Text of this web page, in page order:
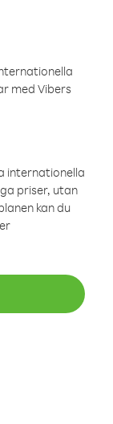
med Vibers
internationella
priser, utan
kan du